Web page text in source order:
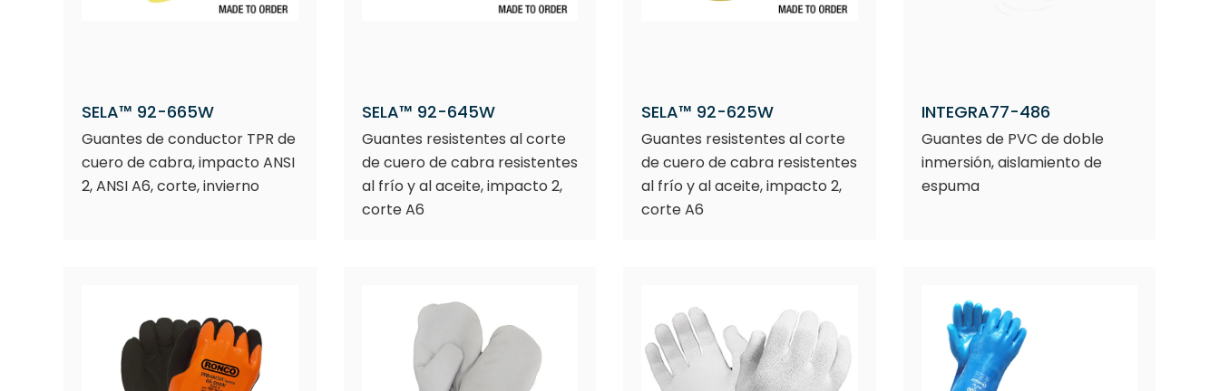
SELA™ 92-665W
Guantes de conductor TPR de
cuero de cabra, impacto ANSI
2, ANSI A6, corte, invierno
SELA™ 92-645W
Guantes resistentes al corte
de cuero de cabra resistentes
al frío y al aceite, impacto 2,
corte A6
SELA™ 92-625W
Guantes resistentes al corte
de cuero de cabra resistentes
al frío y al aceite, impacto 2,
corte A6
INTEGRA77-486
Guantes de PVC de doble
inmersión, aislamiento de
espuma